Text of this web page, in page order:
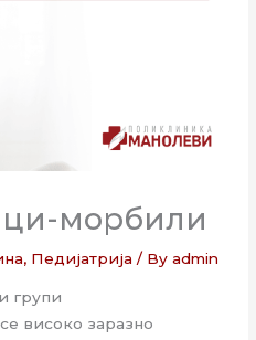
морбили
, Педијатрија / Byadmin
групи
високо заразно